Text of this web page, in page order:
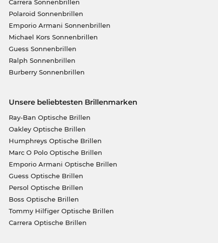
Carrera Sonnenbrillen
Polaroid Sonnenbrillen
Emporio Armani Sonnenbrillen
Michael Kors Sonnenbrillen
Guess Sonnenbrillen
Ralph Sonnenbrillen
Burberry Sonnenbrillen
Unsere beliebtesten Brillenmarken
Ray-Ban Optische Brillen
Oakley Optische Brillen
Humphreys Optische Brillen
Marc O Polo Optische Brillen
Emporio Armani Optische Brillen
Guess Optische Brillen
Persol Optische Brillen
Boss Optische Brillen
Tommy Hilfiger Optische Brillen
Carrera Optische Brillen